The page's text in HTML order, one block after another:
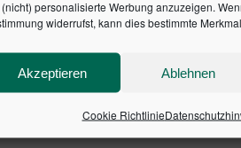
personalisierte Werbung anzuzeigen.
widerrufst, kann dies bestimmte
Akzeptieren Ablehnen
Cookie Richtlinie